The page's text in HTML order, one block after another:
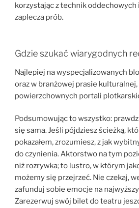
korzystając z technik
zaplecza prób.
Gdzie szukać wiarygodnych
Najlepiej na wyspecjalizowanych
oraz w branżowej prasie
powierzchownych portali
Podsumowując to wszystko:
się sama. Jeśli pójdziesz ścieżką,
pokazałem, zrozumiesz, z jak
do czynienia. Aktorstwo na tym
niż rozrywka; to lustro, w którym
możemy się przejrzeć. Nie czekaj,
zafunduj sobie emocje na
Zarezerwuj swój bilet do teatru